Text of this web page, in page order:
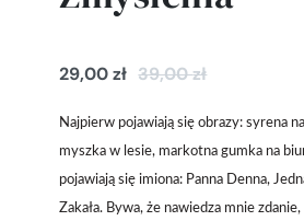
39,00zł
29,00zł
Najpierw pojawiają się obrazy: syrena
myszka w lesie, markotna gumka na
pojawiają się imiona: Panna Denna,
Zakała. Bywa, że nawiedza mnie zdanie,